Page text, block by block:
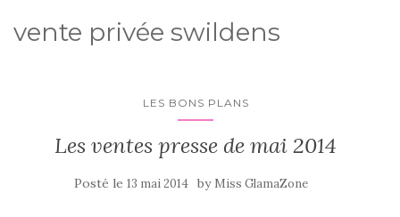
vente privée swildens
LES BONS PLANS
Les ventes presse de mai 2014
Posté le 13 mai 2014 by Miss GlamaZone